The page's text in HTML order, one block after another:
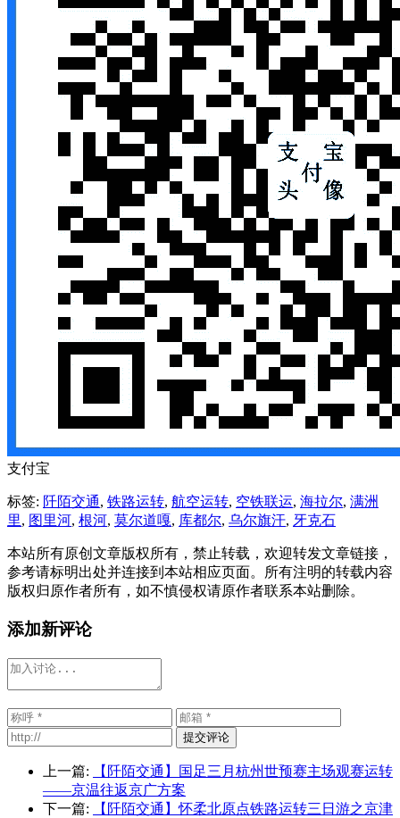
支付宝
标签: 阡陌交通, 铁路运转, 航空运转, 空铁联运, 海拉尔, 满洲
里, 图里河, 根河, 莫尔道嘎, 库都尔, 乌尔旗汗, 牙克石
本站所有原创文章版权所有，禁止转载，欢迎转发文章链接，
参考请标明出处并连接到本站相应页面。所有注明的转载内容
版权归原作者所有，如不慎侵权请原作者联系本站删除。
添加新评论
提交评论
上一篇:
【阡陌交通】国足三月杭州世预赛主场观赛运转
——京温往返京广方案
下一篇:
【阡陌交通】怀柔北原点铁路运转三日游之京津